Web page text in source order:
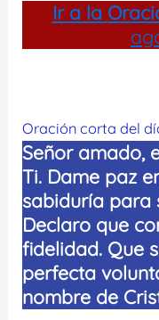
Ir a la
Oración corta del
Señor amado,
Ti. Dame paz
sabiduría para
Declaro que
fidelidad. Que
perfecta
nombre de